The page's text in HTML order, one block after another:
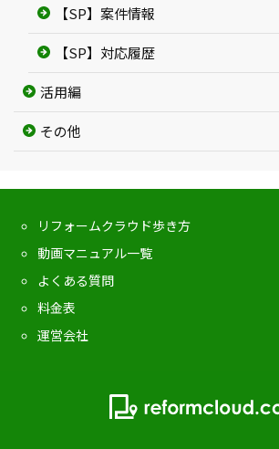
【SP】案件情報
【SP】対応履歴
活用編
その他
リフォームクラウド歩き方
動画マニュアル一覧
よくある質問
料金表
運営会社